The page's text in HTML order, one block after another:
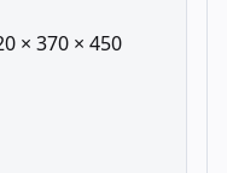
× 370 × 450